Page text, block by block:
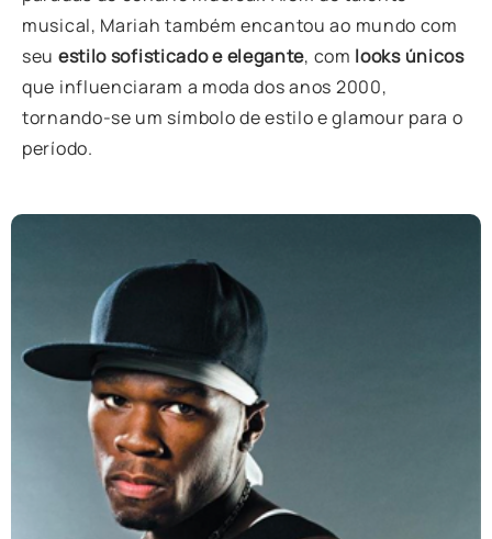
musical, Mariah também encantou ao mundo com
seu estilo sofisticado e elegante, com looks únicos
que influenciaram a moda dos anos 2000,
tornando-se um símbolo de estilo e glamour para o
período.